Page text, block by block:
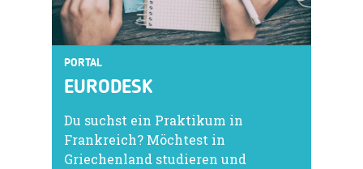
PORTAL
EURODESK
Du suchst ein Praktikum in
Frankreich? Möchtest in
Griechenland studieren und